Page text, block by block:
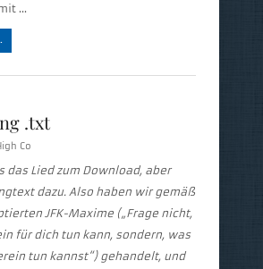
…
.txt
Co
das Lied zum Download, aber
dazu. Also haben wir gemäß
JFK-Maxime („Frage nicht,
für dich tun kann, sondern, was
tun kannst“) gehandelt, und